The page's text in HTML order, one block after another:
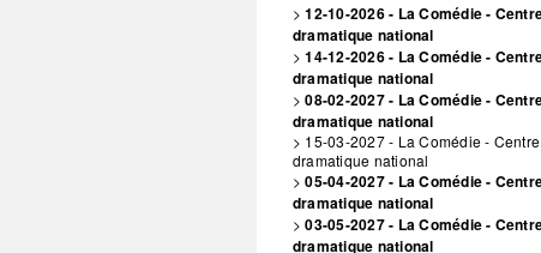
>12-10-2026 - La Comédie -
dramatique national
>14-12-2026 - La Comédie -
dramatique national
>08-02-2027 - La Comédie -
dramatique national
> 15-03-2027 - La Comédie - Centre
dramatique national
>05-04-2027 - La Comédie -
dramatique national
>03-05-2027 - La Comédie -
dramatique national